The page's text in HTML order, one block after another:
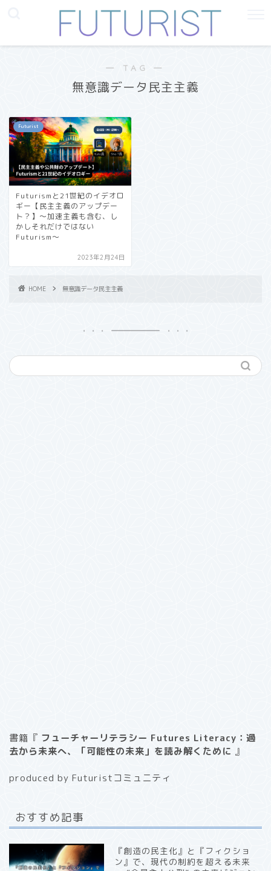
― TAG ―
無意識データ民主主義
Futurist
Futurismと21世紀のイデオロ
ギー【民主主義のアップデー
ト？】〜加速主義も含む、し
かしそれだけではない
Futurism〜
2023年2月24日
HOME 無意識データ民主主義
書籍『 フューチャーリテラシー Futures Literacy：過
去から未来へ、「可能性の未来」を読み解くために 』
produced by Futuristコミュニティ
おすすめ記事
『創造の民主化』と『フィクショ
ン』で、現代の制約を超える未来